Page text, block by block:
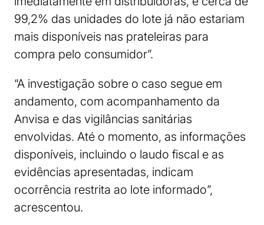
99,2% das unidades do lote já não estariam
mais disponíveis nas prateleiras para
compra pelo consumidor”.
“A investigação sobre o caso segue em
andamento, com acompanhamento da
Anvisa e das vigilâncias sanitárias
envolvidas. Até o momento, as informações
disponíveis, incluindo o laudo fiscal e as
evidências apresentadas, indicam
ocorrência restrita ao lote informado”,
acrescentou.